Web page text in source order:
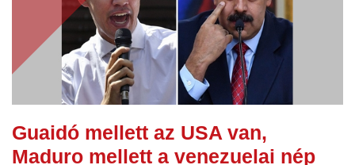
Guaidó mellett az USA van,
Maduro mellett a venezuelai nép